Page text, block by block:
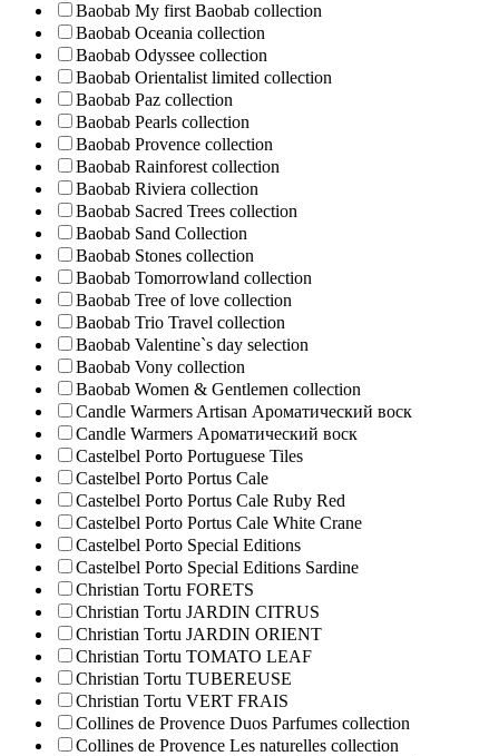
Baobab My first Baobab collection
Baobab Oceania collection
Baobab Odyssee collection
Baobab Orientalist limited collection
Baobab Paz collection
Baobab Pearls collection
Baobab Provence collection
Baobab Rainforest collection
Baobab Riviera collection
Baobab Sacred Trees collection
Baobab Sand Collection
Baobab Stones collection
Baobab Tomorrowland collection
Baobab Tree of love collection
Baobab Trio Travel collection
Baobab Valentine`s day selection
Baobab Vony collection
Baobab Women & Gentlemen collection
Candle Warmers Artisan Ароматический воск
Candle Warmers Ароматический воск
Castelbel Porto Portuguese Tiles
Castelbel Porto Portus Cale
Castelbel Porto Portus Cale Ruby Red
Castelbel Porto Portus Cale White Crane
Castelbel Porto Special Editions
Castelbel Porto Special Editions Sardine
Christian Tortu FORETS
Christian Tortu JARDIN CITRUS
Christian Tortu JARDIN ORIENT
Christian Tortu TOMATO LEAF
Christian Tortu TUBEREUSE
Christian Tortu VERT FRAIS
Collines de Provence Duos Parfumes collection
Collines de Provence Les naturelles collection